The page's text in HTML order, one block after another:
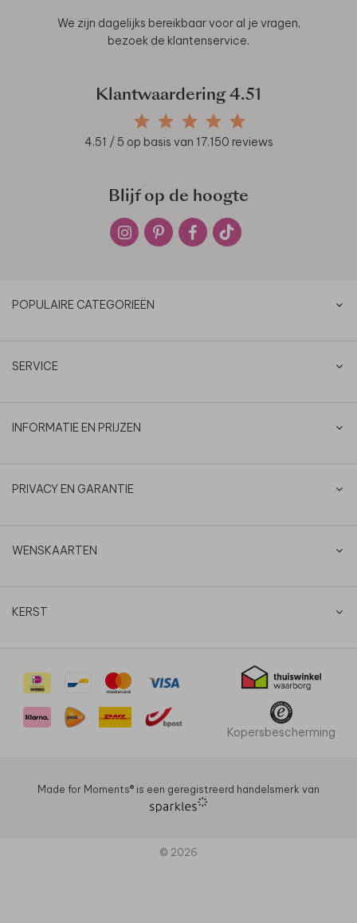
We zijn dagelijks bereikbaar voor al je vragen,
bezoek de klantenservice.
Klantwaardering 4.51
4.51 / 5 op basis van 17.150 reviews
Blijf op de hoogte
POPULAIRE CATEGORIEËN
SERVICE
INFORMATIE EN PRIJZEN
PRIVACY EN GARANTIE
WENSKAARTEN
KERST
Kopersbescherming
Made for Moments®️ is een geregistreerd handelsmerk van
© 2026